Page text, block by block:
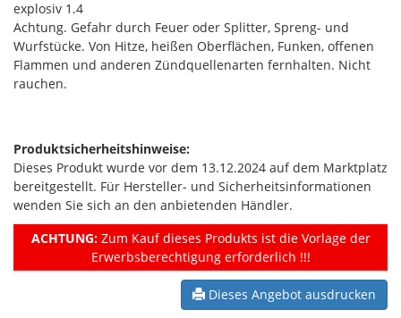
explosiv 1.4
Achtung. Gefahr durch Feuer oder Splitter, Spreng- und
Wurfstücke. Von Hitze, heißen Oberflächen, Funken, offenen
Flammen und anderen Zündquellenarten fernhalten. Nicht
rauchen.
Produktsicherheitshinweise:
Dieses Produkt wurde vor dem 13.12.2024 auf dem Marktplatz
bereitgestellt. Für Hersteller- und Sicherheitsinformationen
wenden Sie sich an den anbietenden Händler.
ACHTUNG:Zum Kauf dieses Produkts ist die Vorlage der
Erwerbsberechtigung erforderlich !!!
Dieses Angebot ausdrucken